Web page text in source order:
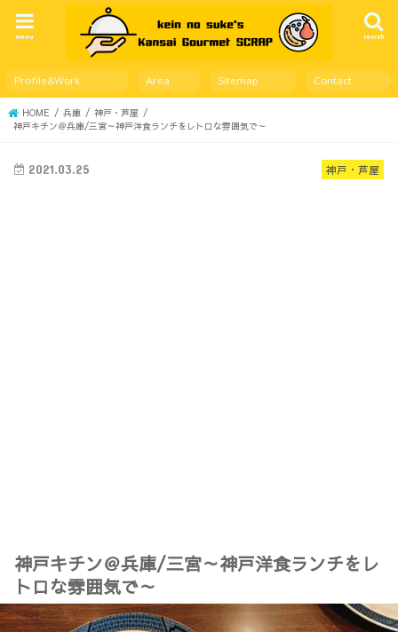
search
menu
Profile&Work Area Sitemap Contact
HOME 兵庫
神戸・芦屋
神戸キチン＠兵庫/三宮～神戸洋食ランチをレトロな雰囲気で～
神戸・芦屋
2021.03.25
神戸キチン＠兵庫/三宮～神戸洋食ランチをレ
トロな雰囲気で～